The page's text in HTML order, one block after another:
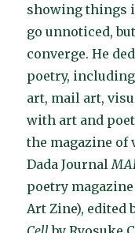
showing things
go unnoticed,
converge. He
poetry,
art, mail art,
with art and
the magazine
Dada Journal
poetry magazine
Art Zine), edited